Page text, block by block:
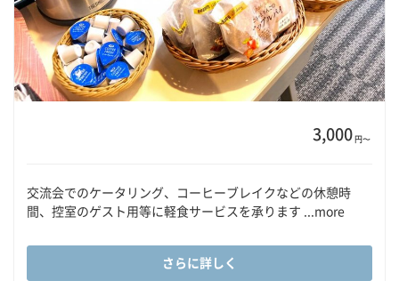
3,000円〜
交流会でのケータリング、コーヒーブレイクなどの休憩時
間、控室のゲスト用等に軽食サービスを承ります ...more
さらに詳しく